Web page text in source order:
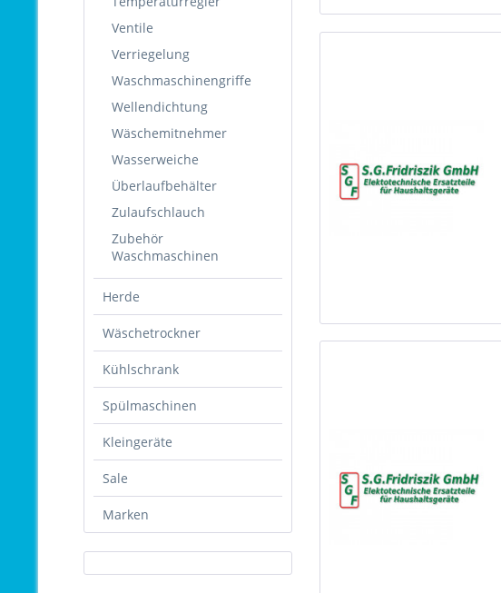
Ventile
Verriegelung
Waschmaschinengriffe
Wellendichtung
Wäschemitnehmer
Wasserweiche
Überlaufbehälter
Zulaufschlauch
Zubehör
Waschmaschinen
Herde
Wäschetrockner
Kühlschrank
Spülmaschinen
Kleingeräte
Sale
Marken